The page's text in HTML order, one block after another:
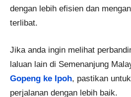
dengan lebih efisien dan
terlibat.
Jika anda ingin melihat
laluan lain di Semenanjung
Gopeng ke Ipoh, pastikan
perjalanan dengan lebih baik.